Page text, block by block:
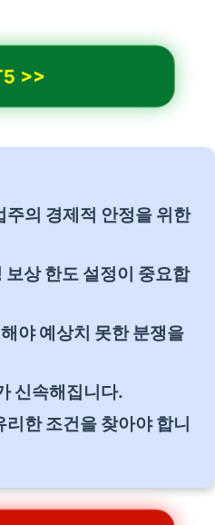
>>
의 경제적 안정을 위한
상 한도 설정이 중요합
야 예상치 못한 분쟁을
신속해집니다.
한 조건을 찾아야 합니